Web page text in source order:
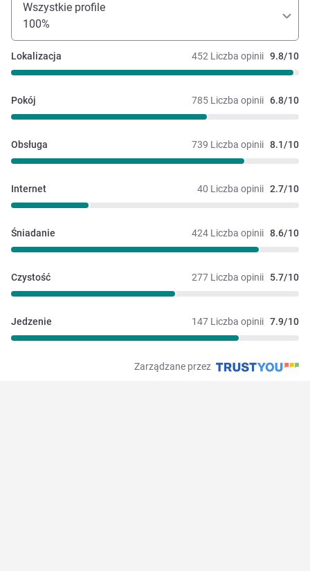
Wszystkie profile
100%
452 Liczba opinii 9.8/10
Lokalizacja
785 Liczba opinii 6.8/10
Pokój
739 Liczba opinii 8.1/10
Obsługa
40 Liczba opinii 2.7/10
Internet
424 Liczba opinii 8.6/10
Śniadanie
277 Liczba opinii 5.7/10
Czystość
147 Liczba opinii 7.9/10
Jedzenie
Zarządzane przez